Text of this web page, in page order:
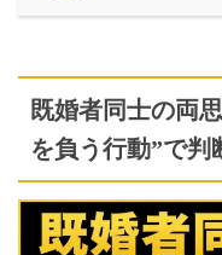
既婚者同士の両
を負う行動”で判